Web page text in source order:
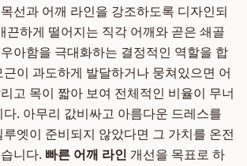
선과 어깨 라인을 강조하도록 디자인되
끈하게 떨어지는 직각 어깨와 곧은 쇄골
아함을 극대화하는 결정적인 역할을 합
이 과도하게 발달하거나 뭉쳐있으면 어
고 목이 짧아 보여 전체적인 비율이 무너
. 아무리 값비싸고 아름다운 드레스를
엣이 준비되지 않았다면 그 가치를 온전
니다. 빠른 어깨 라인 개선을 목표로 하